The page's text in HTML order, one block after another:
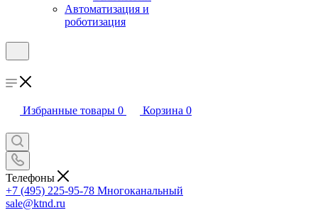
Автоматизация и
роботизация
Избранные товары 0 Корзина 0
Телефоны
+7 (495) 225-95-78 Многоканальный
sale@ktnd.ru